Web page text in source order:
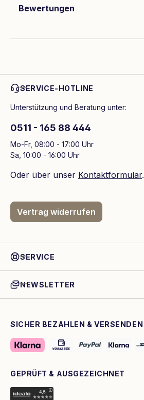
Bewertungen
SERVICE-HOTLINE
Unterstützung und Beratung unter:
0511 - 165 88 444
Mo-Fr, 08:00 - 17:00 Uhr
Sa, 10:00 - 16:00 Uhr
Oder über unser Kontaktformular.
Vertrag widerrufen
SERVICE
NEWSLETTER
SICHER BEZAHLEN & VERSENDEN
GEPRÜFT & AUSGEZEICHNET